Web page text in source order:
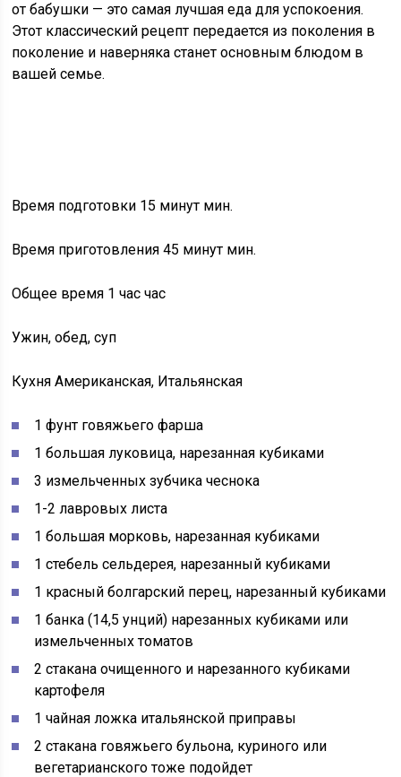
от бабушки — это самая лучшая еда для успокоения.
Этот классический рецепт передается из поколения в
поколение и наверняка станет основным блюдом в
вашей семье.
Время подготовки 15 минут мин.
Время приготовления 45 минут мин.
Общее время 1 час час
Ужин, обед, суп
Кухня Американская, Итальянская
1 фунт говяжьего фарша
1 большая луковица, нарезанная кубиками
3 измельченных зубчика чеснока
1-2 лавровых листа
1 большая морковь, нарезанная кубиками
1 стебель сельдерея, нарезанный кубиками
1 красный болгарский перец, нарезанный кубиками
1 банка (14,5 унций) нарезанных кубиками или
измельченных томатов
2 стакана очищенного и нарезанного кубиками
картофеля
1 чайная ложка итальянской приправы
2 стакана говяжьего бульона, куриного или
вегетарианского тоже подойдет